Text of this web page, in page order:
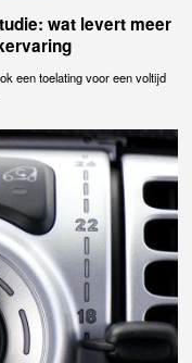
wat levert meer
een toelating voor een voltijd